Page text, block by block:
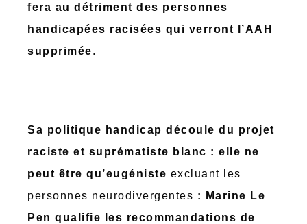
fera au détriment des personnes
handicapées racisées qui verront l’AAH
supprimée.
Sa politique handicap découle du projet
raciste et suprématiste blanc : elle ne
peut être qu’eugéniste excluant les
personnes neurodivergentes : Marine Le
Pen qualifie les recommandations de